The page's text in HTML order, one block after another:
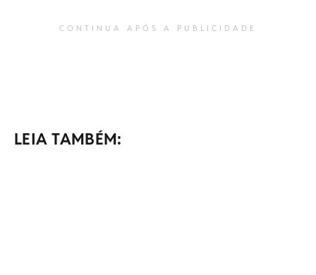
CONTINUA APÓS A PUBLICIDADE
LEIA TAMBÉM: